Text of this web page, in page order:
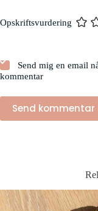
Opskriftsvurdering
Send mig en email
kommentar
Send kommentar